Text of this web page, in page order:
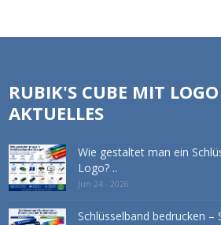
RUBIK'S CUBE MIT LOGO
AKTUELLES
Wie gestaltet man ein
Logo? ..
Jun 24 - 2026
Schlüsselband bedrucken –